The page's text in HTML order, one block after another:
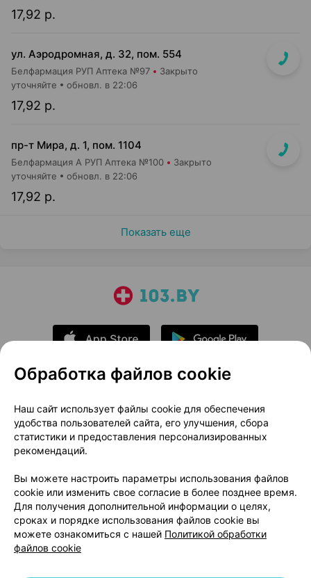
17,92 р.
ул. Аэродромная, д. 32, пом. 554
Белфармация РУП Аптека №97 Закрыто
17,92 р.
уточняйте обновл. в 22:06
пр-т Мира, д. 1, пом. 1104
Белфармация А РУП Аптека №100 Закрыто
17,92 р.
уточняйте обновл. в 22:06
Показать еще
О проекте
Новости проекта
Размещение рекламы
Медицинский маркетинг
Публичный договор
Доставка
Способы оплаты
Вакансии
Партнеры
Написать руководителю 103.by
Написать в поддержку
Персональные настройки Cookie
Обработка файлов cookie
Наш сайт использует файлы cookie для обеспечения
удобства пользователей сайта, его улучшения, сбора
статистики и предоставления персонализированных
рекомендаций.
Вы можете настроить параметры использования файлов
cookie или изменить свое согласие в более позднее время.
Для получения дополнительной информации о целях,
сроках и порядке использования файлов cookie вы
можете ознакомиться с нашей Политикой обработки
файлов cookie